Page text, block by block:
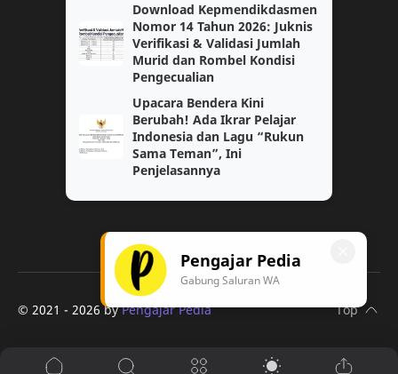
Capaian Pembelajaran Fase F
Info GTK
Kenaikan Pangkat
Kumpulan Soal Agama SD
Kumpulan Soal PPKN Kumpulan Soal Sosiologi
Modul 2
Pengalaman
ANBK Administrasi Guru
Download Kepmendikdasmen
Nomor 14 Tahun 2026: Juknis
Verifikasi & Validasi Jumlah
Murid dan Rombel Kondisi
Pengecualian
Upacara Bendera Kini
Berubah! Ada Ikrar Pelajar
Indonesia dan Lagu “Rukun
Sama Teman”, Ini
Penjelasannya
© 2021 - 2026byPengajar Pedia
Pengajar Pedia
Gabung Saluran WA